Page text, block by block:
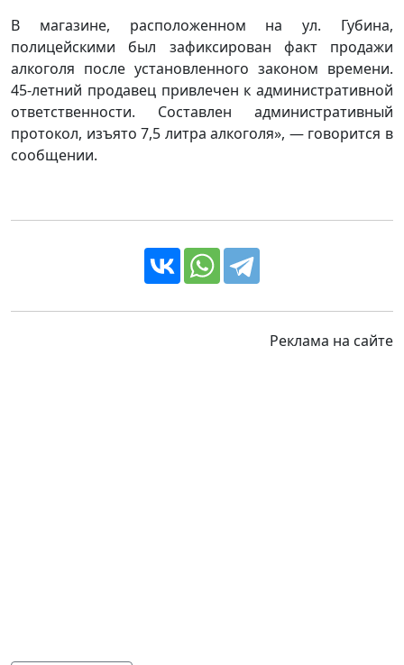
В магазине, расположенном на ул. Губина,
полицейскими был зафиксирован факт продажи
алкоголя после установленного законом времени.
45-летний продавец привлечен к административной
ответственности. Составлен административный
протокол, изъято 7,5 литра алкоголя», — говорится в
сообщении.
Реклама на сайте